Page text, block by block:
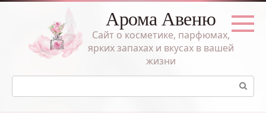
Перейти
Арома Авеню
Сайт о косметике, парфюмах,
ярких запахах и вкусах в вашей
жизни
Поиск: